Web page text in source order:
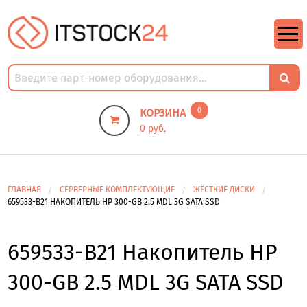
КОРЗИНА 0
0 руб.
ГЛАВНАЯ СЕРВЕРНЫЕ КОМПЛЕКТУЮЩИЕ
ЖЁСТКИЕ ДИСКИ
659533-B21 НАКОПИТЕЛЬ HP 300-GB 2.5 MDL 3G SATA SSD
659533-B21 Накопитель HP
300-GB 2.5 MDL 3G SATA SSD